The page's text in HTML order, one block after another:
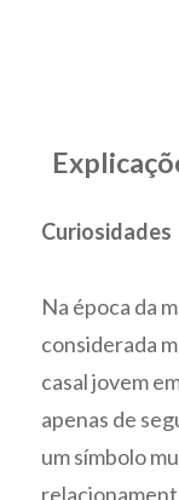
Curiosidades
Na época da
considerada
casal jovem
apenas de
um símbolo